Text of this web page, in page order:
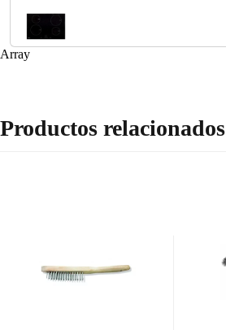
Array
Productos relacionados